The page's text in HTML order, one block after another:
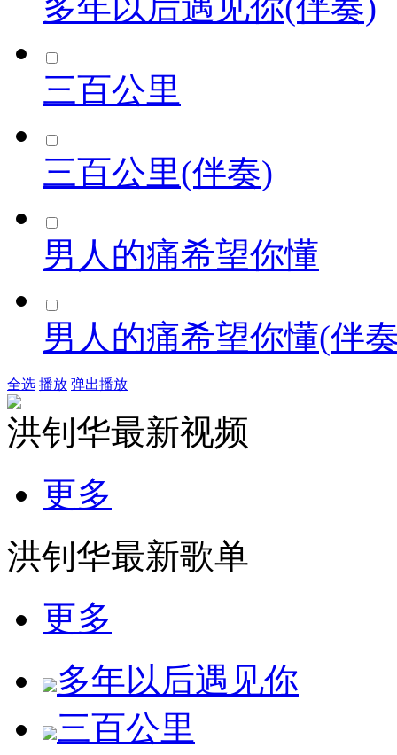
三百公里
三百公里(伴奏)
男人的痛希望你懂
男人的痛希望你懂(伴
全选 播放 弹出播放
洪钊华最新视频
更多
洪钊华最新歌单
更多
多年以后遇见你
三百公里